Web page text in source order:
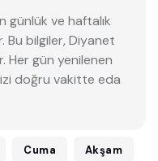
günlük ve haftalık
Bu bilgiler, Diyanet
Her gün yenilenen
doğru vakitte eda
Cuma Akşam